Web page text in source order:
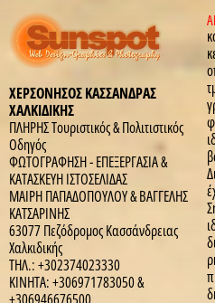
ΧΕΡΣΟΝΗΣΟΣ ΚΑΣΣΑΝΔΡΑΣ
ΧΑΛΚΙΔΙΚΗΣ
ΠΛΗΡΗΣ Τουριστικός & Πολιτιστικός
Οδηγός
ΦΩΤΟΓΡΑΦΗΣΗ - ΕΠΕΞΕΡΓΑΣΙΑ &
ΚΑΤΑΣΚΕΥΗ ΙΣΤΟΣΕΛΙΔΑΣ
ΜΑΙΡΗ ΠΑΠΑΔΟΠΟΥΛΟΥ & ΒΑΓΓΕΛΗΣ
ΚΑΤΣΑΡΙΝΗΣ
63077 Πεζόδρομος Κασσάνδρειας
Χαλκιδικής
ΤΗΛ.: +302374023330
ΚΙΝΗΤΑ: +306971783050 &